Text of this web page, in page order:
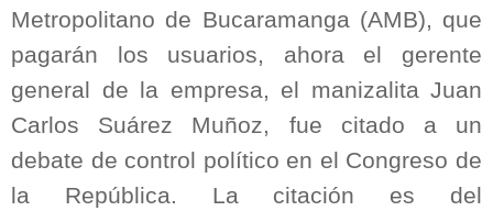
Metropolitano de Bucaramanga (AMB), que
pagarán los usuarios, ahora el gerente
general de la empresa, el manizalita Juan
Carlos Suárez Muñoz, fue citado a un
debate de control político en el Congreso de
la República. La citación es del